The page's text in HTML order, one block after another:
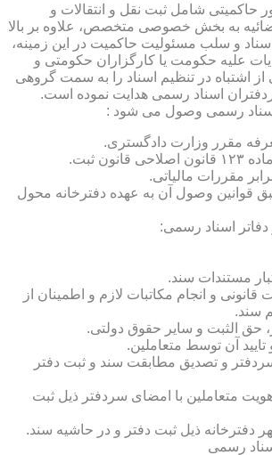
حاکمیتی شامل ثبت نقل و انتقالات و
به بخش خصوصی متخصص، علاوه بر بالا
و سلب مسئولیت حاکمیت در این زمینه،
علیه حکومت یا کارگزاران حکومتی و
اشتباه در تنظیم اسناد را به سمت گروهی
اسناد رسمی هدایت نموده است.
رسمی وصول می شود :
قوانین وصول آن به عهده دفترخانه محول
اسناد رسمی:
قانونی و انجام مکاتبات لازم و اطمینان از
سند.
و تصدیق مطابقت سند و ثبت دفتر
متعاملین با امضای سردفتر ذیل ثبت
رسمی